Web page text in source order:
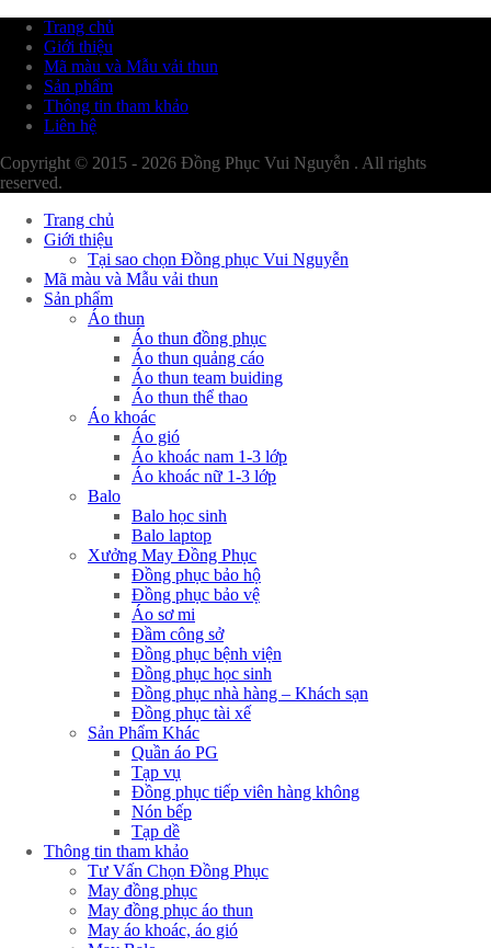
Trang chủ
Giới thiệu
Mã màu và Mẫu vải thun
Sản phẩm
Thông tin tham khảo
Liên hệ
Copyright © 2015 - 2026 Đồng Phục Vui Nguyễn . All rights
reserved.
Trang chủ
Giới thiệu
Tại sao chọn Đồng phục Vui Nguyễn
Mã màu và Mẫu vải thun
Sản phẩm
Áo thun
Áo thun đồng phục
Áo thun quảng cáo
Áo thun team buiding
Áo thun thể thao
Áo khoác
Áo gió
Áo khoác nam 1-3 lớp
Áo khoác nữ 1-3 lớp
Balo
Balo học sinh
Balo laptop
Xưởng May Đồng Phục
Đồng phục bảo hộ
Đồng phục bảo vệ
Áo sơ mi
Đầm công sở
Đồng phục bệnh viện
Đồng phục học sinh
Đồng phục nhà hàng – Khách sạn
Đồng phục tài xế
Sản Phẩm Khác
Quần áo PG
Tạp vụ
Đồng phục tiếp viên hàng không
Nón bếp
Tạp dề
Thông tin tham khảo
Tư Vấn Chọn Đồng Phục
May đồng phục
May đồng phục áo thun
May áo khoác, áo gió